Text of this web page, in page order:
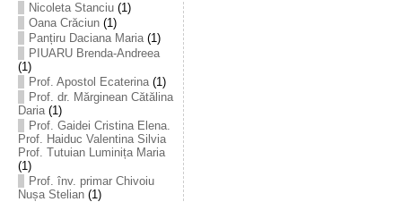
Nicoleta Stanciu(1)
Oana Crăciun(1)
Panțiru Daciana Maria(1)
PIUARU Brenda-Andreea
(1)
Prof. Apostol Ecaterina(1)
Prof. dr. Mărginean Cătălina
Daria(1)
Prof. Gaidei Cristina Elena.
Prof. Haiduc Valentina Silvia
Prof. Tutuian Luminița Maria
(1)
Prof. înv. primar Chivoiu
Nușa Stelian(1)